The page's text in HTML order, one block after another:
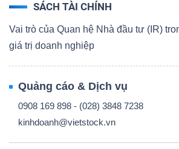
SÁCH TÀI CHÍNH
Vai trò của Quan hệ Nhà đầu tư (IR)
giá trị doanh nghiệp
Quảng cáo & Dịch vụ
0908 169 898 - (028) 3848 7238
kinhdoanh@vietstock.vn